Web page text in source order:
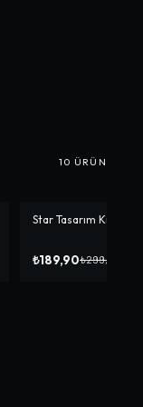
10 ÜRÜN
-%37
Star Tasarım Kravat
₺189,90₺299,90